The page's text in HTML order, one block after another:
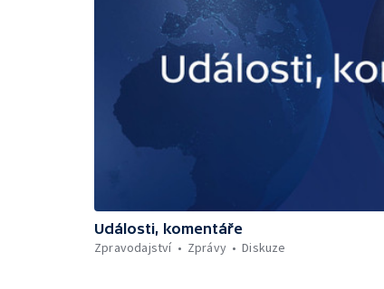
Události, komentáře
Zpravodajství
Zprávy Diskuze